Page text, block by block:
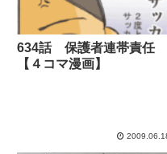
634話 保護者連帯責任
【４コマ漫画】